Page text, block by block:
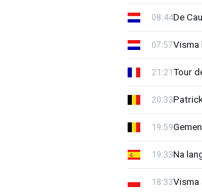
De
08:44
Visma
07:57
Tour
21:21
20:33
19:59
Na
19:33
Visma
18:33